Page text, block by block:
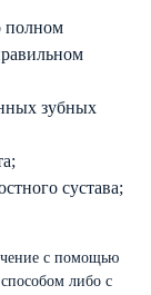
полном
зубных
сустава;
с помощью
либо с